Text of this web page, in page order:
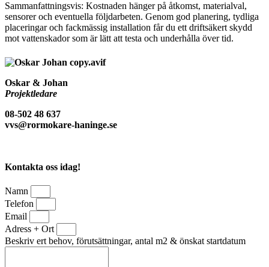
Sammanfattningsvis: Kostnaden hänger på åtkomst, materialval,
sensorer och eventuella följdarbeten. Genom god planering, tydliga
placeringar och fackmässig installation får du ett driftsäkert skydd
mot vattenskador som är lätt att testa och underhålla över tid.
Oskar & Johan
Projektledare
08-502 48 637
vvs@rormokare-haninge.se
Kontakta oss idag!
Namn
Telefon
Email
Adress + Ort
Beskriv ert behov, förutsättningar, antal m2 & önskat startdatum